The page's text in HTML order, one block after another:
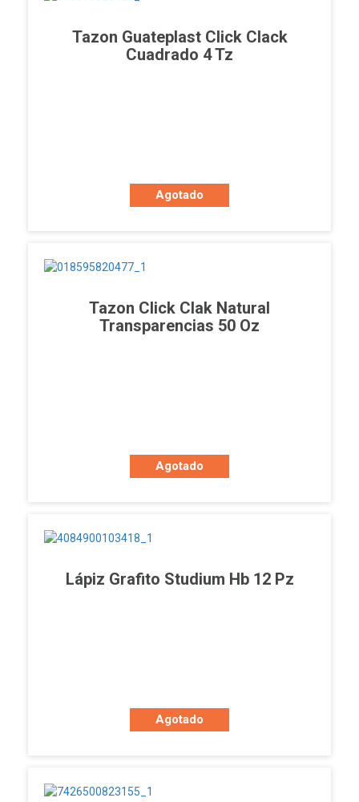
Tazon Guateplast Click Clack
Cuadrado 4 Tz
Agotado
Tazon Click Clak Natural
Transparencias 50 Oz
Agotado
Lápiz Grafito Studium Hb 12 Pz
Agotado